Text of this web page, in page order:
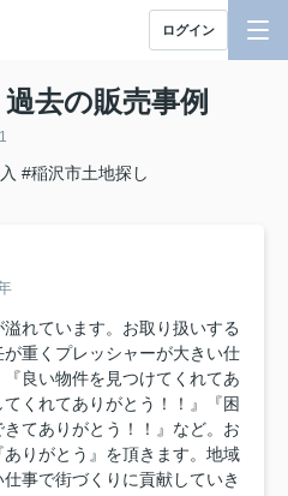
ログイン
過去の販売事例
#稲沢市土地探し
れています。お取り扱いする
重くプレッシャーが大きい仕
良い物件を見つけてくれてあ
くれてありがとう！！』『困
てありがとう！！』など。お
りがとう』を頂きます。地域
事で街づくりに貢献していき